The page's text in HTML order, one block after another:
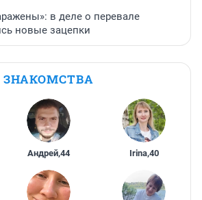
в деле о перевале
новые зацепки
ЗНАКОМСТВА
Андрей,44 Irina,40